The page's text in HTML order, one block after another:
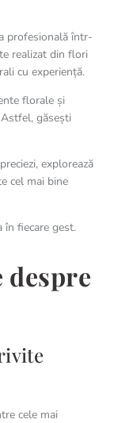
profesională într-
realizat din flori
cu experiență.
florale și
găsești
explorează
cel mai bine
în fiecare gest.
cele mai